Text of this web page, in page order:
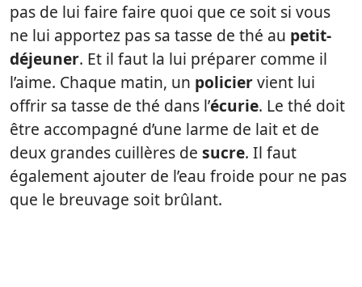
pas de lui faire faire quoi que ce soit si vous
ne lui apportez pas sa tasse de thé au petit-
déjeuner. Et il faut la lui préparer comme il
l’aime. Chaque matin, un policiervient lui
offrir sa tasse de thé dans l’écurie. Le thé doit
être accompagné d’une larme de lait et de
deux grandes cuillères de sucre. Il faut
également ajouter de l’eau froide pour ne pas
que le breuvage soit brûlant.